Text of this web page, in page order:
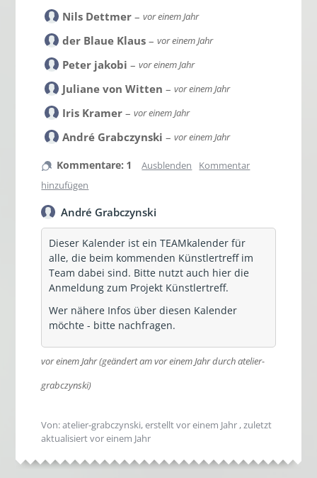
Nils Dettmer –vor einem Jahr
der Blaue Klaus –vor einem Jahr
Peter jakobi –vor einem Jahr
Juliane von Witten –vor einem Jahr
Iris Kramer –vor einem Jahr
André Grabczynski –vor einem Jahr
Kommentare: 1 Ausblenden
Kommentar
hinzufügen
André Grabczynski
Dieser Kalender ist ein TEAMkalender für
alle, die beim kommenden Künstlertreff im
Team dabei sind. Bitte nutzt auch hier die
Anmeldung zum Projekt Künstlertreff.
Wer nähere Infos über diesen Kalender
möchte - bitte nachfragen.
vor einem Jahr(geändert am vor einem Jahr durch atelier-
grabczynski)
Von: atelier-grabczynski, erstelltvor einem Jahr , zuletzt
aktualisiertvor einem Jahr